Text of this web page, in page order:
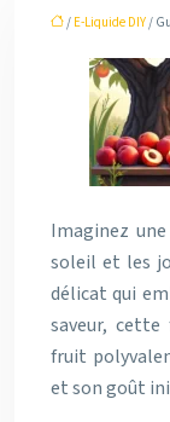
/ E-Liquide DIY/
Imaginez
soleil et les
délicat qui
saveur, cette
fruit
et son goût